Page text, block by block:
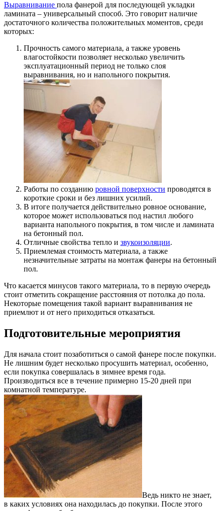
Выравнивание пола фанерой для последующей укладки
ламината – универсальный способ. Это говорит наличие
достаточного количества положительных моментов, среди
которых:
Прочность самого материала, а также уровень
влагостойкости позволяет несколько увеличить
эксплуатационный период не только слоя
выравнивания, но и напольного покрытия.
Работы по созданию ровной поверхности проводятся в
короткие сроки и без лишних усилий.
В итоге получается действительно ровное основание,
которое может использоваться под настил любого
варианта напольного покрытия, в том числе и ламината
на бетонный пол.
Отличные свойства тепло и звукоизоляции.
Приемлемая стоимость материала, а также
незначительные затраты на монтаж фанеры на бетонный
пол.
Что касается минусов такого материала, то в первую очередь
стоит отметить сокращение расстояния от потолка до пола.
Некоторые помещения такой вариант выравнивания не
приемлют и от него приходиться отказаться.
Подготовительные мероприятия
Для начала стоит позаботиться о самой фанере после покупки.
Не лишним будет несколько просушить материал, особенно,
если покупка совершалась в зимнее время года.
Производиться все в течение примерно 15-20 дней при
комнатной температуре.
Ведь никто не знает,
в каких условиях она находилась до покупки. После этого